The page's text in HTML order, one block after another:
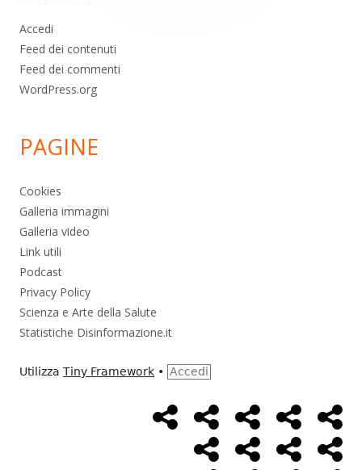
Accedi
Feed dei contenuti
Feed dei commenti
WordPress.org
PAGINE
Cookies
Galleria immagini
Galleria video
Link utili
Podcast
Privacy Policy
Scienza e Arte della Salute
Statistiche Disinformazione.it
Utilizza Tiny Framework • Accedi
MenùHome
Page
Alimentazione
AmbienteBambini
Cancro ControlloEconomia